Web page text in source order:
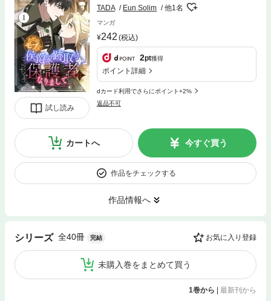
試し読み
TADA Eun Solim 他1名
マンガ
242 (税込)
2pt獲得
ポイント詳細
dカード利用でさらにポイント+2%
返品不可
カートへ 今すぐ買う
作品をチェックする
作品情報へ
シリーズ 全40冊 完結 お気に入り登録
未購入巻をまとめて買う
1巻から | 最新刊から